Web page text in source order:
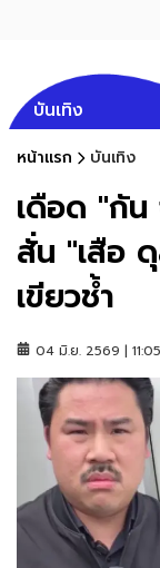
บันเทิง
หน้าแรก บันเทิง
เดือด "กั
สั่น "เสือ
เขียวช้ำ
04 มิ.ย. 2569 |